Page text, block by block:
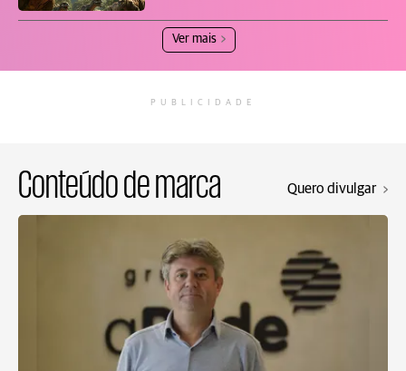
Ver mais
PUBLICIDADE
Conteúdo de marca Quero divulgar